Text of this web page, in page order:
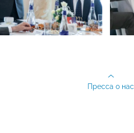
Пресса о нас